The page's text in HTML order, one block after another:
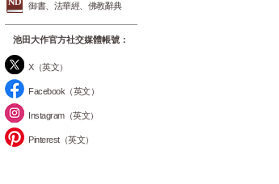
御書、法華經、佛教辭典
池田大作官方社交媒體帳號：
X（英文）
Facebook（英文）
Instagram（英文）
Pinterest（英文）